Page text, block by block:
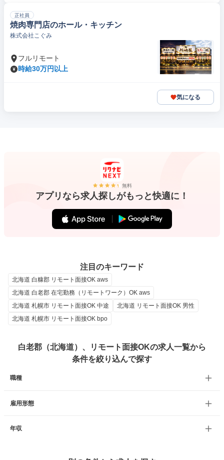
正社員
焼肉専門店のホール・キッチン
株式会社こぐみ
フルリモート
時給30万円以上
気になる
無料
アプリなら求人探しがもっと快適に！
注目のキーワード
北海道 白糠郡 リモート面接OK aws
北海道 白老郡 在宅勤務（リモートワーク）OK aws
北海道 札幌市 リモート面接OK 中途
北海道 リモート面接OK 男性
北海道 札幌市 リモート面接OK bpo
白老郡（北海道）、リモート面接OKの求人一覧から
条件を絞り込んで探す
職種
雇用形態
年収